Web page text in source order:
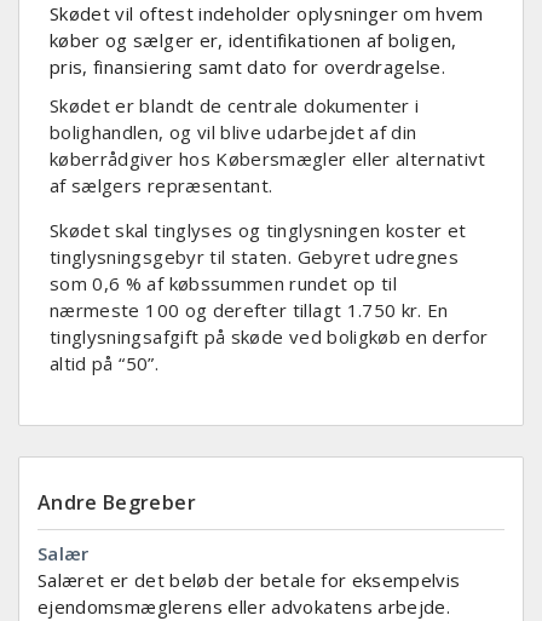
Skødet vil oftest indeholder oplysninger om hvem
køber og sælger er, identifikationen af boligen,
pris, finansiering samt dato for overdragelse.
Skødet er blandt de centrale dokumenter i
bolighandlen, og vil blive udarbejdet af din
køberrådgiver hos Købersmægler eller alternativt
af sælgers repræsentant.
Skødet skal tinglyses og tinglysningen koster et
tinglysningsgebyr til staten. Gebyret udregnes
som 0,6 % af købssummen rundet op til
nærmeste 100 og derefter tillagt 1.750 kr. En
tinglysningsafgift på skøde ved boligkøb en derfor
altid på “50”.
Andre Begreber
Salær
Salæret er det beløb der betale for eksempelvis
ejendomsmæglerens eller advokatens arbejde.